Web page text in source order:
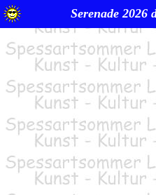
Serenade 2026